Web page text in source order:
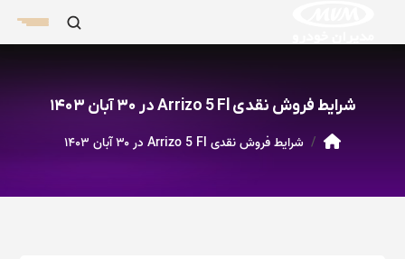
شرایط فروش نقدی Arrizo 5 Fl در ۳۰ آبان ۱۴۰۳
شرایط فروش نقدی Arrizo 5 Fl در ۳۰ آبان ۱۴۰۳